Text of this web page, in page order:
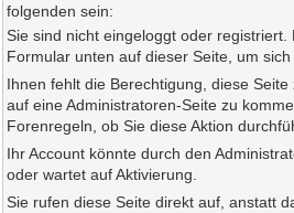
folgenden sein:
Sie sind nicht eingeloggt oder registriert.
Formular unten auf dieser Seite, um sich
Ihnen fehlt die Berechtigung, diese
auf eine Administratoren-Seite zu
Forenregeln, ob Sie diese Aktion
Ihr Account könnte durch den
oder wartet auf Aktivierung.
Sie rufen diese Seite direkt auf, anstatt